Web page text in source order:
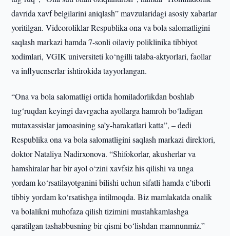
davrida xavf belgilarini aniqlash” mavzularidagi asosiy xabarlar
yoritilgan. Videoroliklar Respublika ona va bola salomatligini
saqlash markazi hamda 7-sonli oilaviy poliklinika tibbiyot
xodimlari, VGIK universiteti ko‘ngilli talaba-aktyorlari, faollar
va inflyuenserlar ishtirokida tayyorlangan.
“Ona va bola salomatligi ortida homiladorlikdan boshlab
tug‘ruqdan keyingi davrgacha ayollarga hamroh bo‘ladigan
mutaxassislar jamoasining sa’y-harakatlari katta”, – dedi
Respublika ona va bola salomatligini saqlash markazi direktori,
doktor Nataliya Nadirxonova. “Shifokorlar, akusherlar va
hamshiralar har bir ayol o‘zini xavfsiz his qilishi va unga
yordam ko‘rsatilayotganini bilishi uchun sifatli hamda e’tiborli
tibbiy yordam ko‘rsatishga intilmoqda. Biz mamlakatda onalik
va bolalikni muhofaza qilish tizimini mustahkamlashga
qaratilgan tashabbusning bir qismi bo‘lishdan mamnunmiz.”